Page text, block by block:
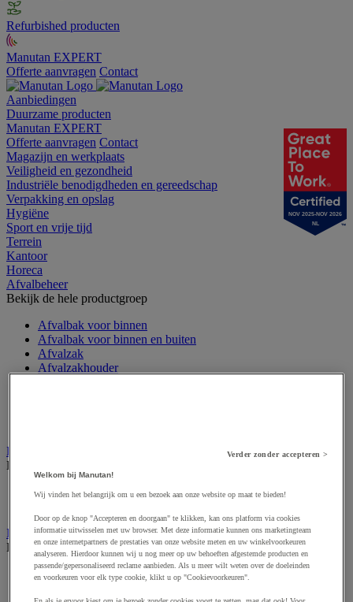
Refurbished producten
Manutan EXPERT
Offerte aanvragen Contact
Aanbiedingen
Duurzame producten
Manutan EXPERT
Offerte aanvragen Contact
Magazijn en werkplaats
Veiligheid en gezondheid
Industriële benodigdheden en gereedschap
Verpakking en opslag
Hygiëne
Sport en vrije tijd
Terrein
Kantoor
Horeca
Afvalbeheer
Bekijk de hele productgroep
Afvalbak voor binnen
Afvalbak voor binnen en buiten
Afvalzak
Afvalzakhouder
Handdoeken en handdoekdispenser
Bekijk de hele productgroep
Handdoek gevouwen en rollen
Industrieel reinigen
Bekijk de hele productgroep
Dispenser voor industrieel poetspapier
NOV 2025-NOV 2026
NL
Verder zonder accepteren >
Welkom bij Manutan!
Wij vinden het belangrijk om u een bezoek aan onze website op maat te bieden!
Door op de knop "Accepteren en doorgaan" te klikken, kan ons platform via cookies
informatie uitwisselen met uw browser. Met deze informatie kunnen ons marketingteam
en onze internetpartners de prestaties van onze website meten en uw winkelvoorkeuren
analyseren. Hierdoor kunnen wij u nog meer op uw behoeften afgestemde producten en
passende/gepersonaliseerd reclame aanbieden. Als u meer wilt weten over de doeleinden
en voorkeuren voor elk type cookie, klikt u op "Cookievoorkeuren".